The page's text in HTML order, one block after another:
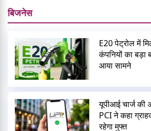
बिजनेस
E20 पेट्रोल में
कंपनियों का बड़ा
आया सामने
यूपीआई चार्ज की
PCI ने कहा
रहेगा मुफ्त